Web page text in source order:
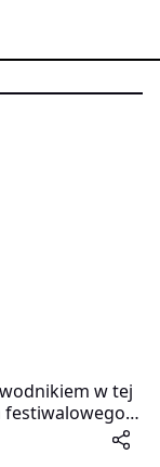
w tej
festiwalowego
plenerze ma
i sposób na